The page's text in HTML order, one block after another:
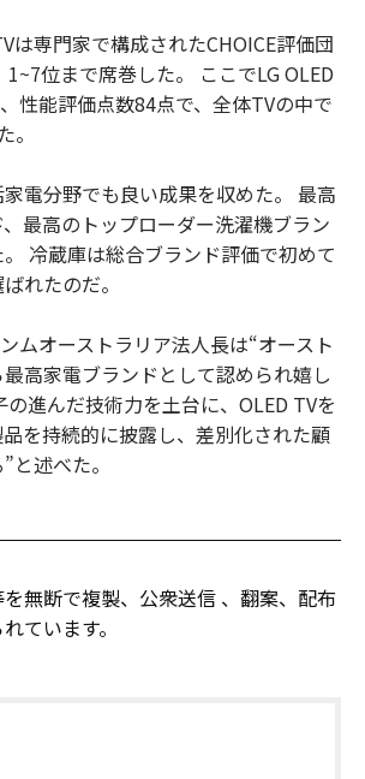
は専門家で構成されたCHOICE評価団
位まで席巻した。 ここでLG OLED
性能評価点数84点で、全体TVの中で
電分野でも良い成果を収めた。 最高
最高のトップローダー洗濯機ブラン
冷蔵庫は総合ブランド評価で初めて
れたのだ。
ムオーストラリア法人長は“オースト
高家電ブランドとして認められ嬉し
の進んだ技術力を土台に、OLED TVを
を持続的に披露し、差別化された顧
と述べた。
無断で複製、公衆送信 、翻案、配布
ています。